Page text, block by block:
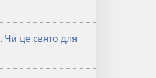
Чи це свято для